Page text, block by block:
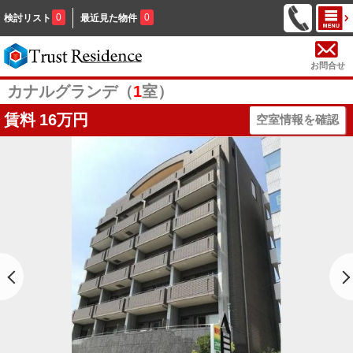
検討リスト 0 最近見た物件 0
お問合せ
カナルグランデ（1室）
賃料 16万円 空室情報を確認